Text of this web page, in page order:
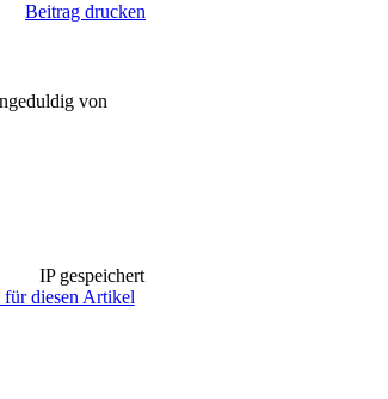
Beitrag drucken
von
IP gespeichert
für diesen Artikel